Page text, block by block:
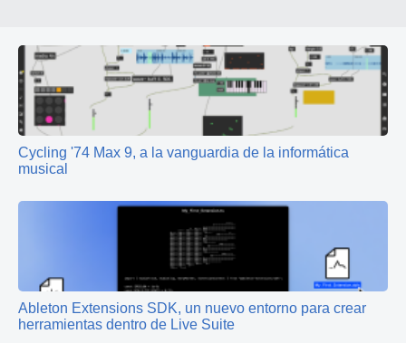
Cycling '74 Max 9, a la vanguardia de la informática
musical
Ableton Extensions SDK, un nuevo entorno para crear
herramientas dentro de Live Suite